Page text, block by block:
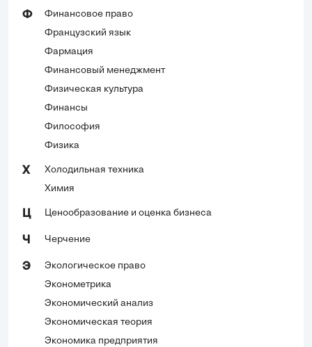
Ф
Финансовое право
Французский язык
Фармация
Финансовый менеджмент
Физическая культура
Финансы
Философия
Физика
Х
Холодильная техника
Химия
Ц Ценообразование и оценка бизнеса
Ч Черчение
Э
Экологическое право
Эконометрика
Экономический анализ
Экономическая теория
Экономика предприятия